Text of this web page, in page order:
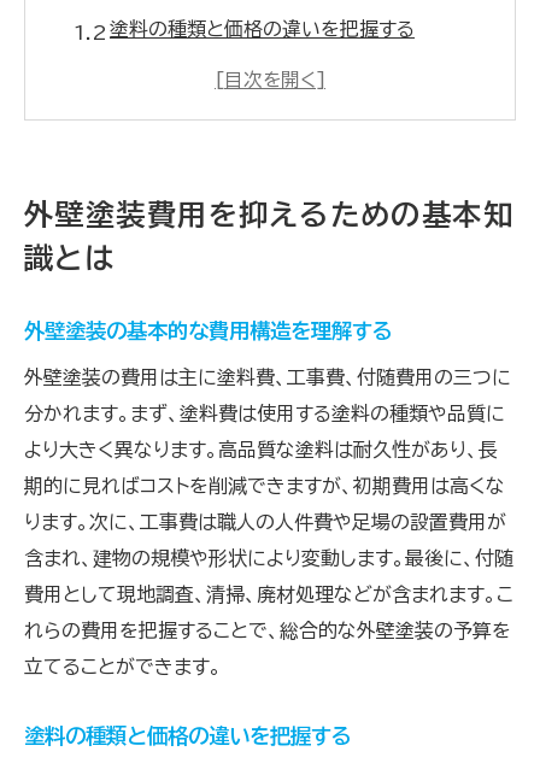
塗料の種類と価格の違いを把握する
工事の規模と費用の関係を知る
る
複数の業者から見積もりを取る際のポイント
業者の信頼性を確認する方法
見積もり内容の詳細とその比較方法
価格交渉のテクニックと注意点
口コミや評判を参考にした業者選び
季節やタイミングを活用した外壁塗装費用の節約
法
オフシーズンを狙った外壁塗装のメリット
天候と塗装効果の関係性を理解する
外壁塗装費用を抑えるための基本知
識とは
外壁塗装の基本的な費用構造を理解する
外壁塗装の費用は主に塗料費、工事費、付随費用の三つに
分かれます。まず、塗料費は使用する塗料の種類や品質に
より大きく異なります。高品質な塗料は耐久性があり、長
期的に見ればコストを削減できますが、初期費用は高くな
ります。次に、工事費は職人の人件費や足場の設置費用が
含まれ、建物の規模や形状により変動します。最後に、付随
費用として現地調査、清掃、廃材処理などが含まれます。こ
れらの費用を把握することで、総合的な外壁塗装の予算を
立てることができます。
塗料の種類と価格の違いを把握する